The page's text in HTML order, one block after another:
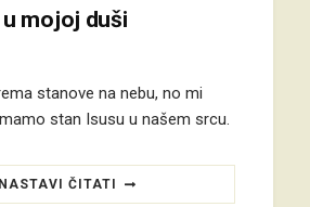
mojoj duši
stanove na nebu, no mi
stan Isusu u našem srcu.
NASTAVI ČITATI